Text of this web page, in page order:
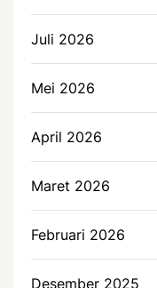
Juli 2026
Mei 2026
April 2026
Maret 2026
Februari 2026
Desember 2025